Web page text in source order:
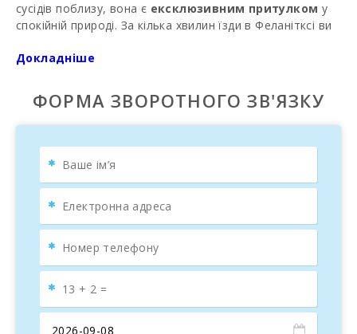
сусідів поблизу, вона є ексклюзивним притулком у
спокійній природі. За кілька хвилин їзди в Феланітксі ви
Щонеділі місцевий ринок пропонує типові майорканські
вашому відпочинку.
Привілейоване Розташування на Південному
Вілла знаходиться поблизу одних із
пляжів Майорки, таких якПортоколом,Кала Д’Ор
Калес-де-Майорка, відомих своїми
чистими водамитабілим піском. Приблизно за 30
хвилин їзди розташований знаменитий пляж
природний рай. Також
Святилище Сант Сальвадор
пропонує захоплюючі краєвиди острова, до якого
можна дістатися на авто або велосипеді для поєднання
спорту та туризму.
Докладніше
ФОРМА ЗВОРОТНОГО ЗВ'ЯЗКУ